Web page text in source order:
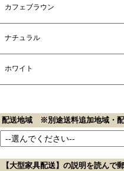
カフェブラウン
ナチュラル
ホワイト
配送地域 ※別途送料追加地域・配
【大型家具配送】の説明を読んで